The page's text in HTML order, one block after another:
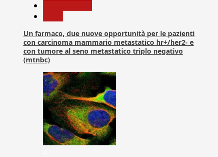
Un farmaco, due nuove opportunità per le pazienti
con carcinoma mammario metastatico hr+/her2- e
con tumore al seno metastatico triplo negativo
(mtnbc)